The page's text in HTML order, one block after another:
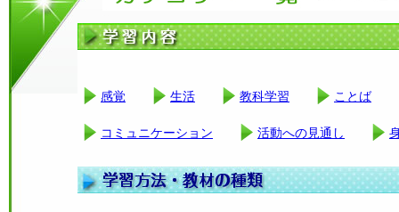
感覚 生活 教科学習 ことば
コミュニケーション 活動への見通し